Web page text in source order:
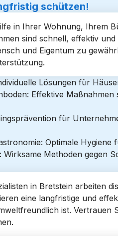
schützen!
in Ihrer Wohnung, Ihrem
sind schnell, effektiv
und Eigentum zu
Lösungen für
Effektive
für
Optimale Hygiene
Wirksame Methoden gegen
in Bretstein arbeiten
eine langfristige und
ist. Vertrauen